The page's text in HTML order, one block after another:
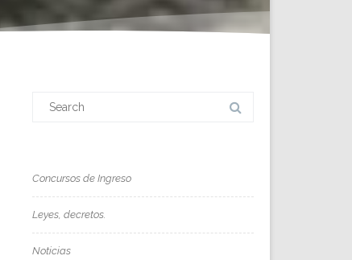
Concursos de Ingreso
Leyes, decretos.
Noticias